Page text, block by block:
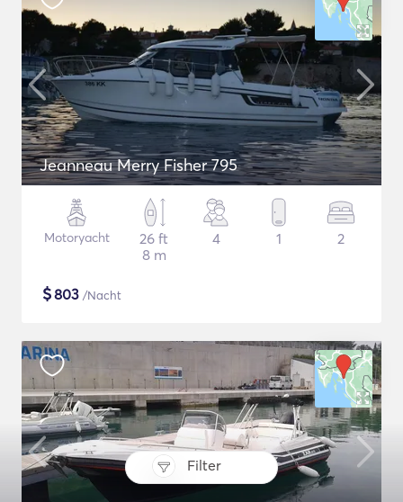
Filter
Jeanneau Merry Fisher 795
Motoryacht
26 ft
8 m
4 1 2
$803 /Nacht